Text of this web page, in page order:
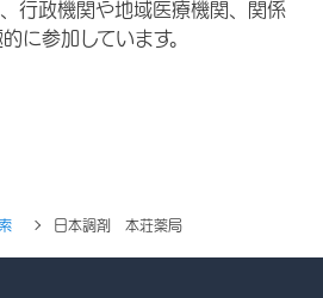
行政機関や地域医療機関、関係
に参加しています。
日本調剤 本荘薬局